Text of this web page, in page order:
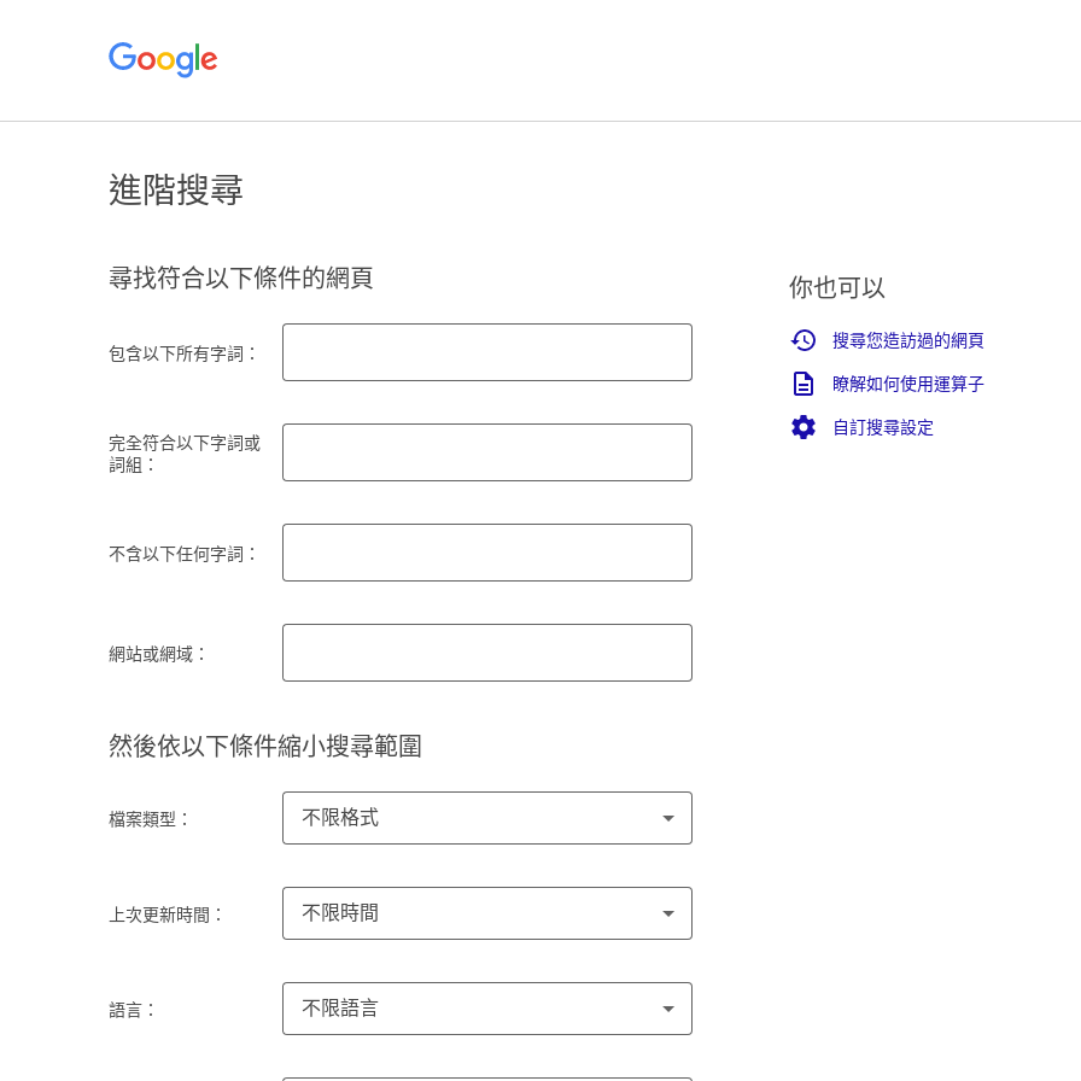
進階搜尋
尋找符合以下條件的網頁
包含以下所有字詞：
完全符合以下字詞或
詞組：
不含以下任何字詞：
網站或網域：
然後依以下條件縮小搜尋範圍
檔案類型： 不限格式
上次更新時間： 不限時間
語言： 不限語言
你也可以
搜尋您造訪過的網頁
瞭解如何使用運算子
自訂搜尋設定